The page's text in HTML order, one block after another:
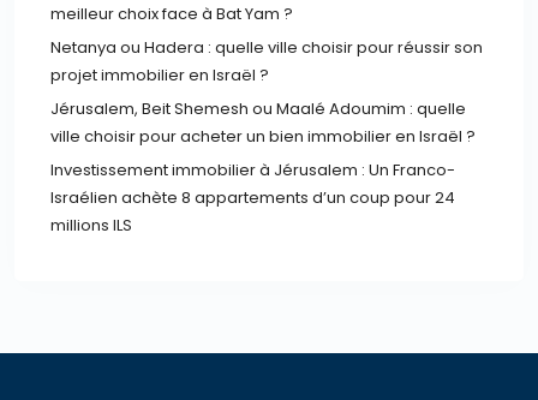
meilleur choix face à Bat Yam ?
Netanya ou Hadera : quelle ville choisir pour réussir son
projet immobilier en Israël ?
Jérusalem, Beit Shemesh ou Maalé Adoumim : quelle
ville choisir pour acheter un bien immobilier en Israël ?
Investissement immobilier à Jérusalem : Un Franco-
Israélien achète 8 appartements d’un coup pour 24
millions ILS